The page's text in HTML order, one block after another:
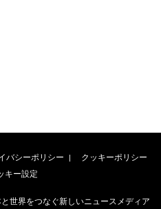
バシーポリシー | クッキーポリシー
キー設定
世界をつなぐ新しいニュースメディア